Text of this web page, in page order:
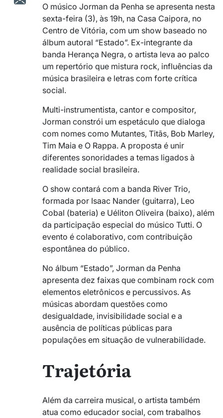
O músico Jorman da Penha se apresenta nesta
sexta-feira (3), às 19h, na Casa Caipora, no
Centro de Vitória, com um show baseado no
álbum autoral “Estado”. Ex-integrante da
banda Herança Negra, o artista leva ao palco
um repertório que mistura rock, influências da
música brasileira e letras com forte crítica
social.
Multi-instrumentista, cantor e compositor,
Jorman constrói um espetáculo que dialoga
com nomes como Mutantes, Titãs, Bob Marley,
Tim Maia e O Rappa. A proposta é unir
diferentes sonoridades a temas ligados à
realidade social brasileira.
O show contará com a banda River Trio,
formada por Isaac Nander (guitarra), Leo
Cobal (bateria) e Uéliton Oliveira (baixo), além
da participação especial do músico Tutti. O
evento é colaborativo, com contribuição
espontânea do público.
No álbum “Estado”, Jorman da Penha
apresenta dez faixas que combinam rock com
elementos eletrônicos e percussivos. As
músicas abordam questões como
desigualdade, invisibilidade social e a
ausência de políticas públicas para
populações em situação de vulnerabilidade.
Trajetória
Além da carreira musical, o artista também
atua como educador social, com trabalhos